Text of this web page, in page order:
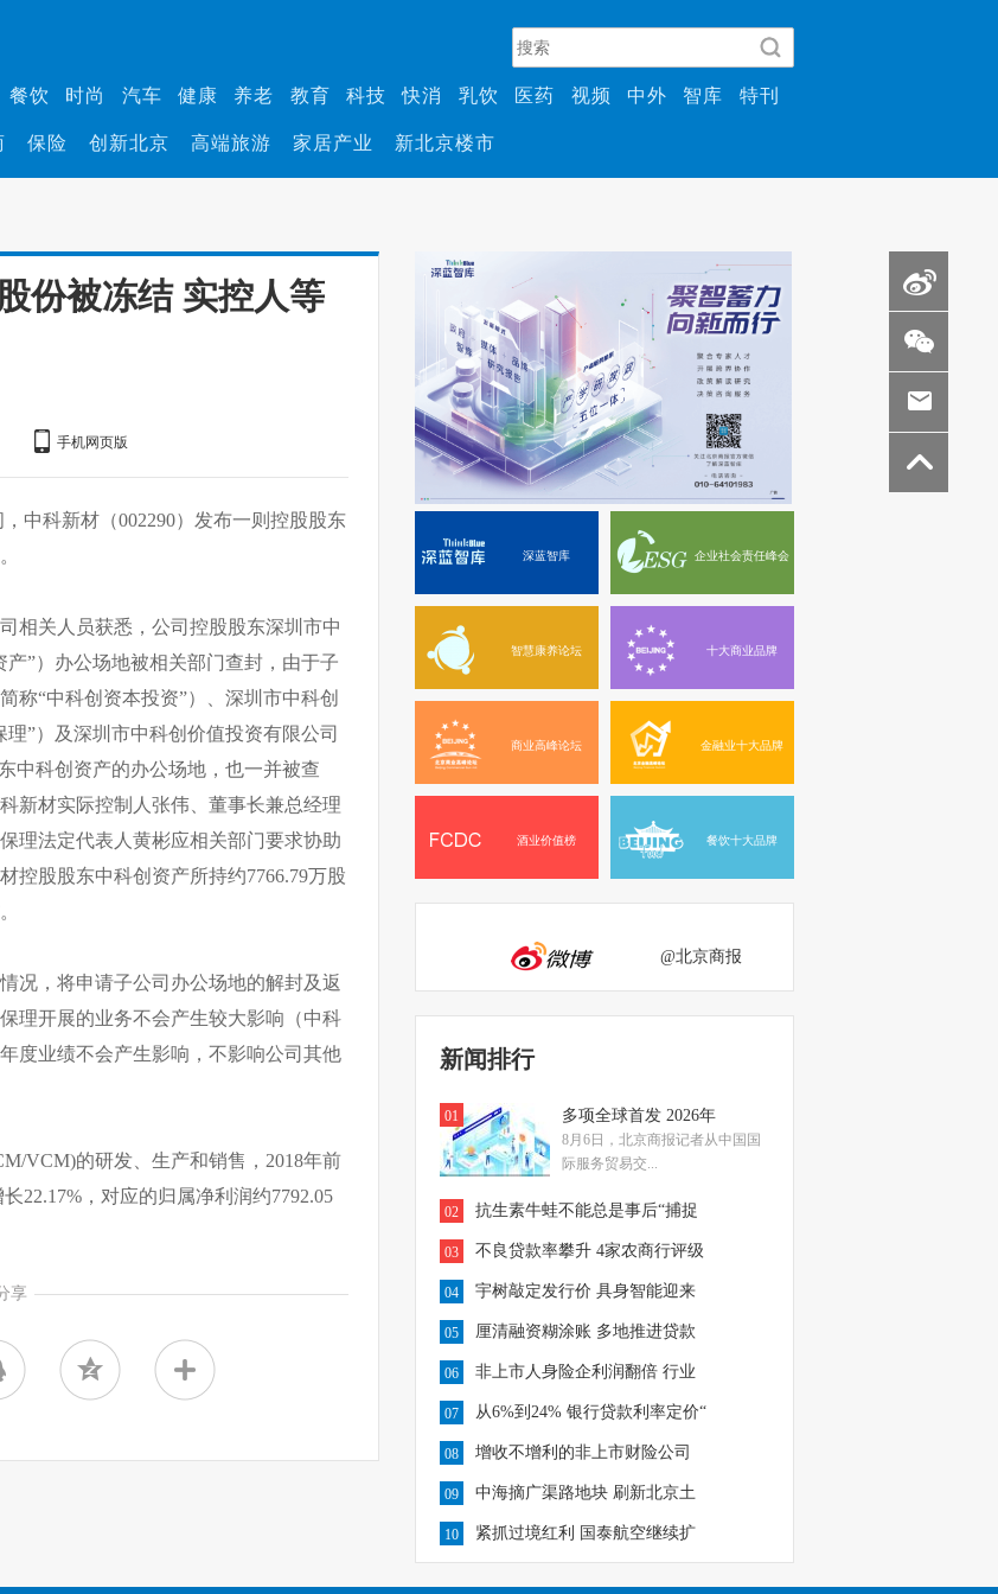
餐饮 时尚 汽车 健康 养老 教育 科技 快消 乳饮 医药 视频 中外 智库 特刊
保险 创新北京 高端旅游 家居产业 新北京楼市
份被冻结 实控人等
手机网页版
中科新材（002290）发布一则控股股东
相关人员获悉，公司控股股东深圳市中
”）办公场地被相关部门查封，由于子
称“中科创资本投资”）、深圳市中科创
”）及深圳市中科创价值投资有限公司
中科创资产的办公场地，也一并被查
新材实际控制人张伟、董事长兼总经理
理法定代表人黄彬应相关部门要求协助
控股股东中科创资产所持约7766.79万股
况，将申请子公司办公场地的解封及返
理开展的业务不会产生较大影响（中科
度业绩不会产生影响，不影响公司其他
VCM)的研发、生产和销售，2018年前
22.17%，对应的归属净利润约7792.05
享
深蓝智库 企业社会责任峰会
智慧康养论坛 十大商业品牌
商业高峰论坛 金融业十大品牌
酒业价值榜 餐饮十大品牌
@北京商报
新闻排行
01 多项全球首发 2026年
8月6日，北京商报记者从中国国
际服务贸易交...
02 抗生素牛蛙不能总是事后“捕捉
03 不良贷款率攀升 4家农商行评级
04 宇树敲定发行价 具身智能迎来
05 厘清融资糊涂账 多地推进贷款
06 非上市人身险企利润翻倍 行业
07 从6%到24% 银行贷款利率定价“
08 增收不增利的非上市财险公司
09 中海摘广渠路地块 刷新北京土
10 紧抓过境红利 国泰航空继续扩